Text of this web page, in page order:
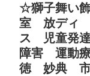
☆獅子舞い
室 放ディ
ス 児童発
障害 運動
徳 妙典 市